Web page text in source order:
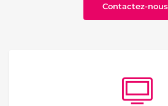
Contactez-